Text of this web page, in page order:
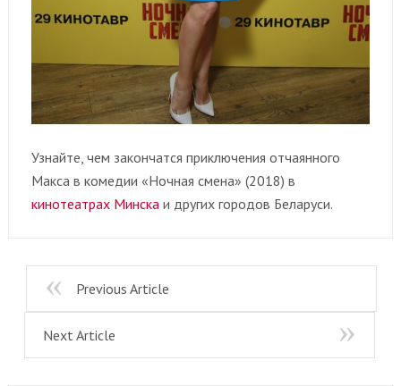
Узнайте, чем закончатся приключения отчаянного
Макса в комедии «Ночная смена» (2018) в
кинотеатрах Минскаи других городов Беларуси.
Previous Article
Next Article